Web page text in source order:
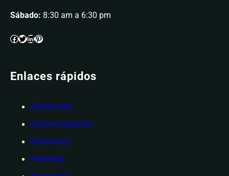
Sábado: 8:30 am a 6:30 pm
Enlaces rápidos
Electricidad
Control Industrial
Electrónica
Ferretería